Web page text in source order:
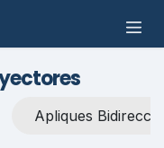
Apliques